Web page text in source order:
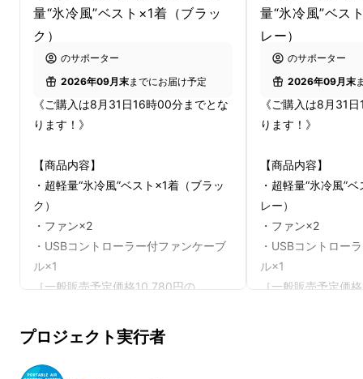
量“氷冷風”ベスト×1着（ブラッ
ク）
のサポーター
2026年09月末までにお届け予定
《ご購入は8月31日16時00分までとな
ります！》
【商品内容】
・超軽量“氷冷風”ベスト×1着（ブラッ
ク）
・ファン×2
・USBコントローラー付ファンケーブ
ル×1
［一般販売予定価格10,780円の
上記を一足早く【9月15日まで】にお
届けします！
量“氷冷風”ベス
レー）
のサポーター
2026年09月末
《ご購入は8月31
ります！》
【商品内容】
・超軽量“氷冷風”
レー）
・ファン×2
・USBコントロー
ル×1
［一般販売予定価
プロジェクト実行者